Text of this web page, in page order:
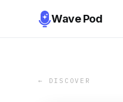
Wave Pod
← DISCOVER